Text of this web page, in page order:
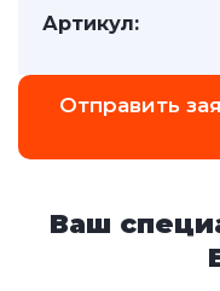
Артикул:
Отправить
Ваш